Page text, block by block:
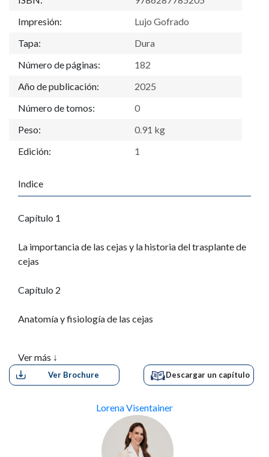
Ver Brochure Descargar un capítulo
Lorena Visentainer
Impresión:
Lujo Gofrado
Tapa:
Dura
Número de páginas:
182
Año de publicación:
2025
Número de tomos:
0
Peso:
0.91 kg
Edición:
1
Indice
Capítulo 1
La importancia de las cejas y la historia del trasplante de
cejas
Capítulo 2
Anatomía y fisiología de las cejas
Alopecia de cejas
Diseño de cejas y consulta médica
Ver más ↓